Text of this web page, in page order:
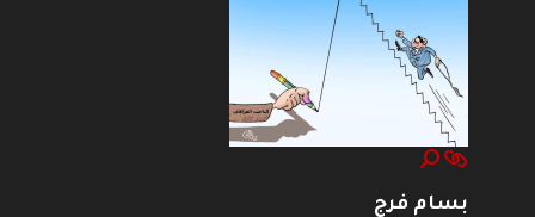
بسام فرج